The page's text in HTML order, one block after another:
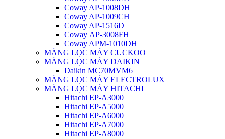
Coway AP-1008DH
Coway AP-1009CH
Coway AP-1516D
Coway AP-3008FH
Coway APM-1010DH
MÀNG LỌC MÁY CUCKOO
MÀNG LỌC MÁY DAIKIN
Daikin MC70MVM6
MÀNG LỌC MÁY ELECTROLUX
MÀNG LỌC MÁY HITACHI
Hitachi EP-A3000
Hitachi EP-A5000
Hitachi EP-A6000
Hitachi EP-A7000
Hitachi EP-A8000